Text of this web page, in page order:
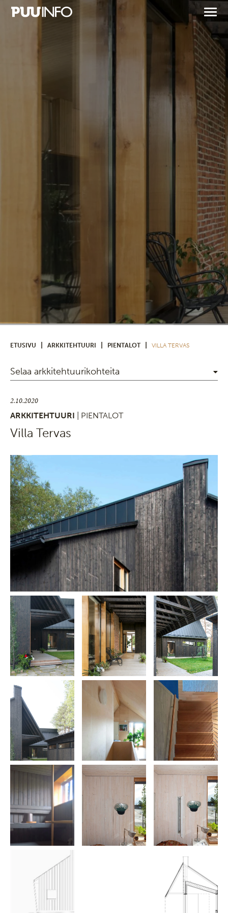
ETUSIVU ARKKITEHTUURI PIENTALOT VILLA TERVAS
Selaa arkkitehtuurikohteita
2.10.2020
ARKKITEHTUURI
| PIENTALOT
Villa Tervas